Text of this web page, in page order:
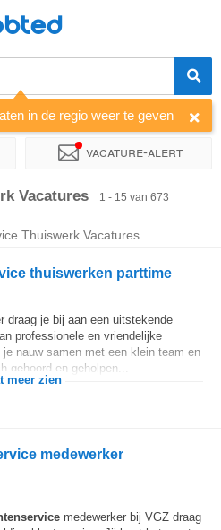
in de regio weer te geven
Vacature-alert
Soort dienstverband
Vacatures 1 - 15 van 673
Thuiswerk Vacatures
thuiswerken parttime
draag je bij aan een uitstekende
professionele en vriendelijke
nauw samen met een klein team en
gehoord en geholpen...
meer zien
medewerker
medewerker bij VGZ draag